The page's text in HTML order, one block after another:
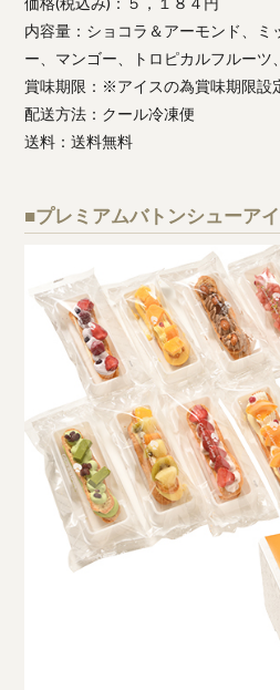
内容量：ショコラ＆アーモンド、ミ
ー、マンゴー、トロピカルフルー
賞味期限：※アイスの為賞味期限設
配送方法：クール冷凍便
送料：送料無料
■プレミアムバトンシューア